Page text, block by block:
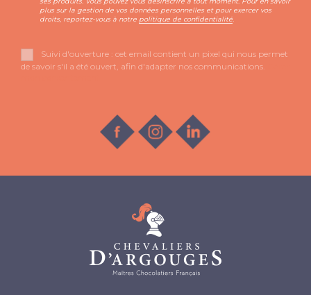
plus sur la gestion de vos données personnelles et pour exercer vos
droits, reportez-vous à notre politique de confidentialité
Suivi d'ouverture : cet email contient un pixel qui nous permet
de savoir s'il a été ouvert, afin d'adapter nos communications.